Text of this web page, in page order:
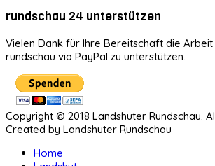
rundschau 24 unterstützen
Vielen Dank für Ihre Bereitschaft die
rundschau via PayPal zu unterstützen.
Copyright © 2018 Landshuter Rundschau.
Created by Landshuter Rundschau
Home